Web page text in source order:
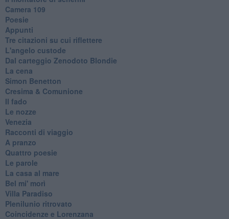
Camera 109
Poesie
Appunti
Tre citazioni su cui riflettere
L'angelo custode
Dal carteggio Zenodoto Blondie
La cena
Simon Benetton
Cresima & Comunione
Il fado
Le nozze
Venezia
Racconti di viaggio
A pranzo
Quattro poesie
Le parole
La casa al mare
Bel mi' morì
Villa Paradiso
Plenilunio ritrovato
Coincidenze e Lorenzana